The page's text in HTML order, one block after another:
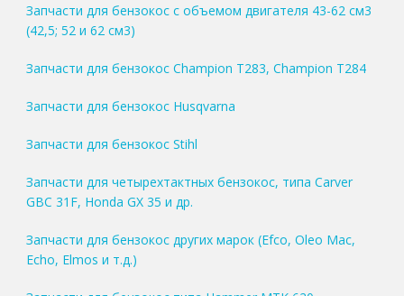
Запчасти для бензокос с объемом двигателя 43-62 см3
(42,5; 52 и 62 см3)
Запчасти для бензокос Champion T283, Champion T284
Запчасти для бензокос Husqvarna
Запчасти для бензокос Stihl
Запчасти для четырехтактных бензокос, типа Carver
GBC 31F, Honda GX 35 и др.
Запчасти для бензокос других марок (Efco, Oleo Mac,
Echo, Elmos и т.д.)